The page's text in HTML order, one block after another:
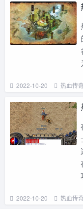
2022-10-20 热血传
2022-10-20 热血传